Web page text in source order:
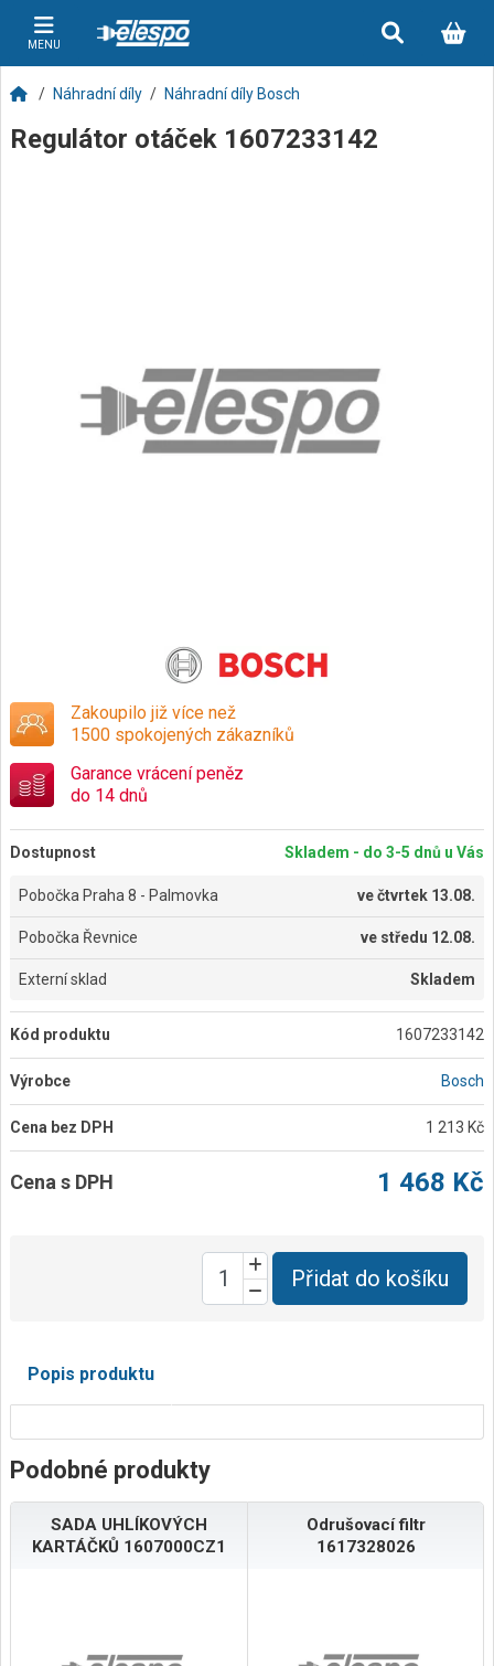
MENU
Náhradní díly Náhradní díly Bosch
Regulátor otáček 1607233142
Zakoupilo již více než
1500 spokojených zákazníků
Garance vrácení peněz
do 14 dnů
Dostupnost Skladem - do 3-5 dnů u Vás
Pobočka Praha 8 - Palmovka večtvrtek 13.08.
Pobočka Řevnice ve středu 12.08.
Externí sklad Skladem
Kód produktu 1607233142
Výrobce Bosch
Cena bez DPH 1 213 Kč
Cena s DPH 1 468 Kč
Přidat do košíku
Popis produktu
Podobné produkty
SADA UHLÍKOVÝCH
KARTÁČKŮ 1607000CZ1
Odrušovací filtr
1617328026